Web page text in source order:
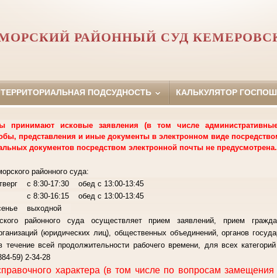
РАЙОННЫЙ СУД
ТЕРРИТОРИАЛЬНАЯ ПОДСУДНОСТЬ КАЛЬКУЛЯТОР
исковые заявления (в том числе
представления и иные документы в электронном виде
документов посредством электронной почты не предусмотрена.
районного суда:
с 8:30-17:30 обед с 13:00-13:45
16:15 обед с 13:00-13:45
выходной
районного суда осуществляет прием заявлений, прием
(юридических лиц), общественных объединений, органов
течение всей продолжительности рабочего времени, для всех
59) 2-34-28
характера (в том числе по вопросам